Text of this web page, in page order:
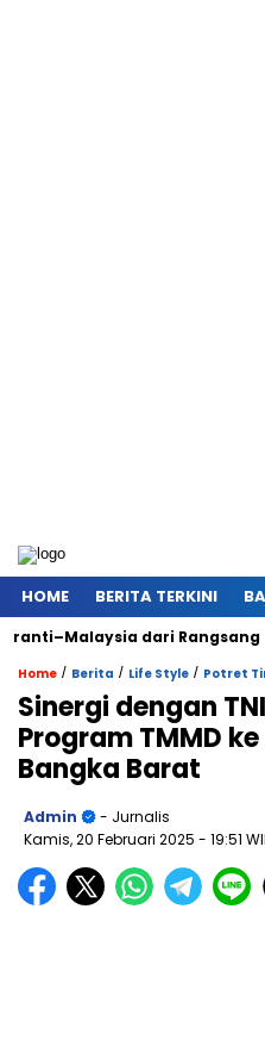
HOME BERITA TERKINI
dari Rangsang
Home / Berita / Life Style / Potret
Sinergi dengan
Program TMMD
Bangka Barat
Admin
- Jurnalis
Kamis, 20 Februari 2025 - 19:51